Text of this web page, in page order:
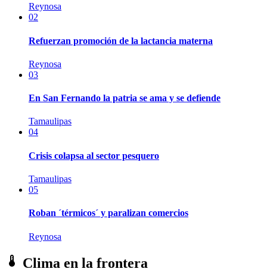
Reynosa
02
Refuerzan promoción de la lactancia materna
Reynosa
03
En San Fernando la patria se ama y se defiende
Tamaulipas
04
Crisis colapsa al sector pesquero
Tamaulipas
05
Roban ´térmicos´ y paralizan comercios
Reynosa
Clima en la frontera